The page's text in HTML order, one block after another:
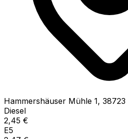
Hammershäuser Mühle 1, 38723
Diesel
2,45 €
E5